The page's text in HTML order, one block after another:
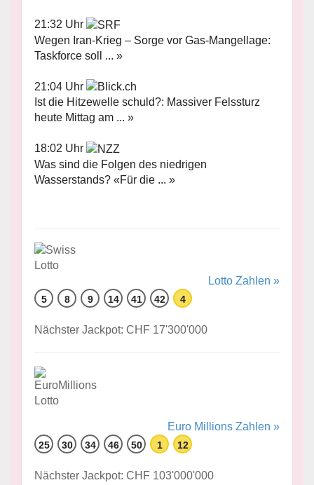
21:32 Uhr
Wegen Iran-Krieg – Sorge vor Gas-Mangellage:
Taskforce soll ... »
21:04 Uhr
Ist die Hitzewelle schuld?: Massiver Felssturz
heute Mittag am ... »
18:02 Uhr
Was sind die Folgen des niedrigen
Wasserstands? «Für die ... »
Lotto Zahlen »
5 8 9 14 41 42 4
Nächster Jackpot: CHF 17'300'000
Euro Millions Zahlen »
25 30 34 46 50 1 12
Nächster Jackpot: CHF 103'000'000